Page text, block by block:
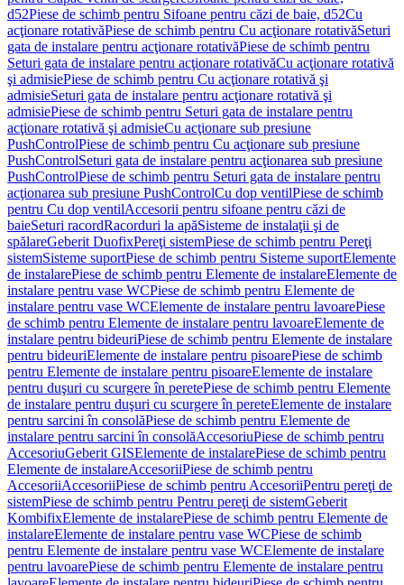
d52Piese de schimb pentru Sifoane pentru căzi de baie, d52Cu
acţionare rotativăPiese de schimb pentru Cu acţionare rotativăSeturi
gata de instalare pentru acţionare rotativăPiese de schimb pentru
Seturi gata de instalare pentru acţionare rotativăCu acţionare rotativă
şi admisiePiese de schimb pentru Cu acţionare rotativă şi
admisieSeturi gata de instalare pentru acţionare rotativă şi
admisiePiese de schimb pentru Seturi gata de instalare pentru
acţionare rotativă şi admisieCu acţionare sub presiune
PushControlPiese de schimb pentru Cu acţionare sub presiune
PushControlSeturi gata de instalare pentru acţionarea sub presiune
PushControlPiese de schimb pentru Seturi gata de instalare pentru
acţionarea sub presiune PushControlCu dop ventilPiese de schimb
pentru Cu dop ventilAccesorii pentru sifoane pentru căzi de
baieSeturi racordRacorduri la apăSisteme de instalaţii şi de
spălareGeberit DuofixPereţi sistemPiese de schimb pentru Pereţi
sistemSisteme suportPiese de schimb pentru Sisteme suportElemente
de instalarePiese de schimb pentru Elemente de instalareElemente de
instalare pentru vase WCPiese de schimb pentru Elemente de
instalare pentru vase WCElemente de instalare pentru lavoarePiese
de schimb pentru Elemente de instalare pentru lavoareElemente de
instalare pentru bideuriPiese de schimb pentru Elemente de instalare
pentru bideuriElemente de instalare pentru pisoarePiese de schimb
pentru Elemente de instalare pentru pisoareElemente de instalare
pentru duşuri cu scurgere în peretePiese de schimb pentru Elemente
de instalare pentru duşuri cu scurgere în pereteElemente de instalare
pentru sarcini în consolăPiese de schimb pentru Elemente de
instalare pentru sarcini în consolăAccesoriuPiese de schimb pentru
AccesoriuGeberit GISElemente de instalarePiese de schimb pentru
Elemente de instalareAccesoriiPiese de schimb pentru
AccesoriiAccesoriiPiese de schimb pentru AccesoriiPentru pereţi de
sistemPiese de schimb pentru Pentru pereţi de sistemGeberit
KombifixElemente de instalarePiese de schimb pentru Elemente de
instalareElemente de instalare pentru vase WCPiese de schimb
pentru Elemente de instalare pentru vase WCElemente de instalare
pentru lavoarePiese de schimb pentru Elemente de instalare pentru